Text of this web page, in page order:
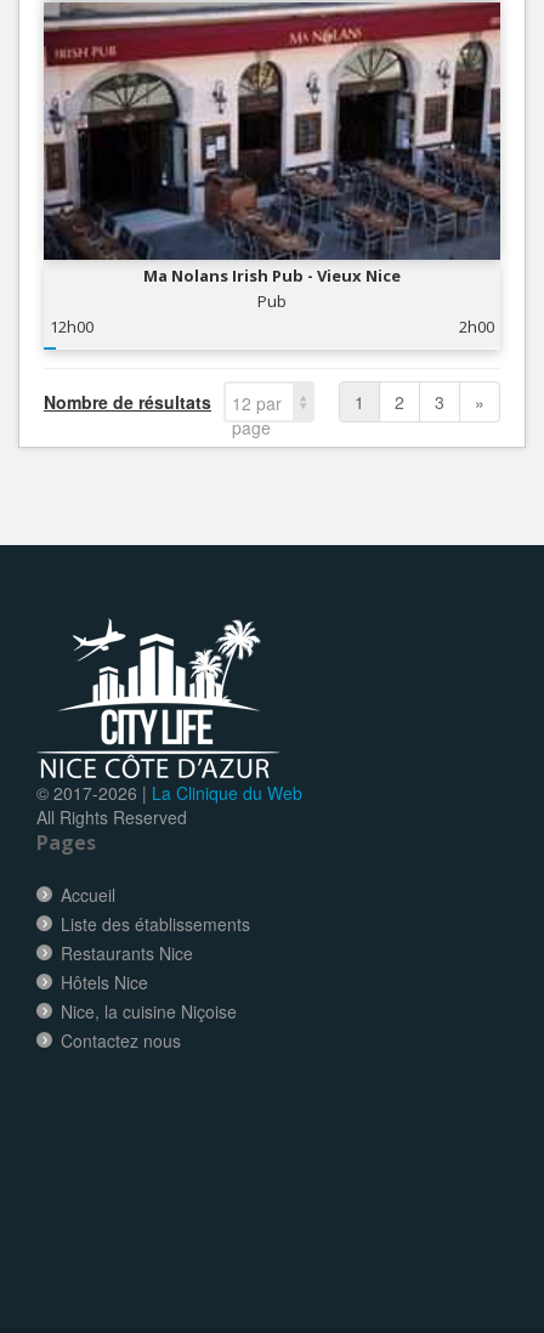
Ma Nolans Irish Pub - Vieux Nice
Pub
12h00
2h00
Nombre de résultats
12 par
page
1 2 3 »
© 2017-2026 | La Clinique du Web
All Rights Reserved
Pages
Accueil
Liste des établissements
Restaurants Nice
Hôtels Nice
Nice, la cuisine Niçoise
Contactez nous